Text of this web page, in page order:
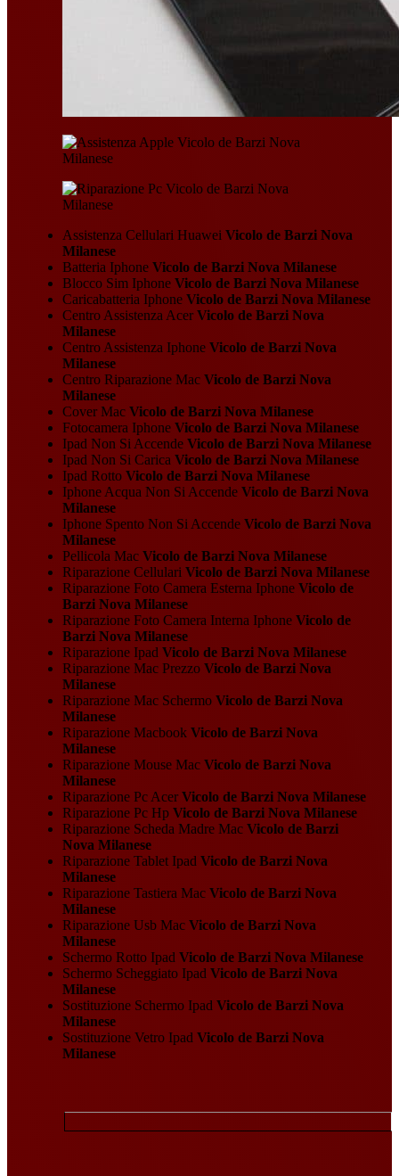
Assistenza Cellulari Huawei Vicolo de Barzi Nova
Milanese
Batteria IphoneVicolo de Barzi Nova Milanese
Blocco Sim IphoneVicolo de Barzi Nova Milanese
Caricabatteria IphoneVicolo de Barzi Nova Milanese
Centro Assistenza AcerVicolo de Barzi Nova
Milanese
Centro Assistenza IphoneVicolo de Barzi Nova
Milanese
Centro Riparazione MacVicolo de Barzi Nova
Milanese
Cover MacVicolo de Barzi Nova Milanese
Fotocamera IphoneVicolo de Barzi Nova Milanese
Ipad Non Si AccendeVicolo de Barzi Nova Milanese
Ipad Non Si Carica Vicolo de Barzi Nova Milanese
Ipad RottoVicolo de Barzi Nova Milanese
Iphone Acqua Non Si AccendeVicolo de Barzi Nova
Milanese
Iphone Spento Non Si AccendeVicolo de Barzi Nova
Milanese
Pellicola MacVicolo de Barzi Nova Milanese
Riparazione Cellulari Vicolo de Barzi Nova Milanese
Riparazione Foto Camera Esterna IphoneVicolo de
Barzi Nova Milanese
Riparazione Foto Camera Interna IphoneVicolo de
Barzi Nova Milanese
Riparazione Ipad Vicolo de Barzi Nova Milanese
Riparazione Mac PrezzoVicolo de Barzi Nova
Milanese
Riparazione Mac SchermoVicolo de Barzi Nova
Milanese
Riparazione Macbook Vicolo de Barzi Nova
Milanese
Riparazione Mouse MacVicolo de Barzi Nova
Milanese
Riparazione Pc AcerVicolo de Barzi Nova Milanese
Riparazione Pc HpVicolo de Barzi Nova Milanese
Riparazione Scheda Madre MacVicolo de Barzi
Nova Milanese
Riparazione Tablet Ipad Vicolo de Barzi Nova
Milanese
Riparazione Tastiera MacVicolo de Barzi Nova
Milanese
Riparazione Usb MacVicolo de Barzi Nova
Milanese
Schermo Rotto Ipad Vicolo de Barzi Nova Milanese
Schermo Scheggiato Ipad Vicolo de Barzi Nova
Milanese
Sostituzione Schermo Ipad Vicolo de Barzi Nova
Milanese
Sostituzione Vetro Ipad Vicolo de Barzi Nova
Milanese